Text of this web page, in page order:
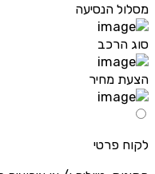
מסלול הנסיעה
סוג הרכב
הצעת מחיר
לקוח פרטי